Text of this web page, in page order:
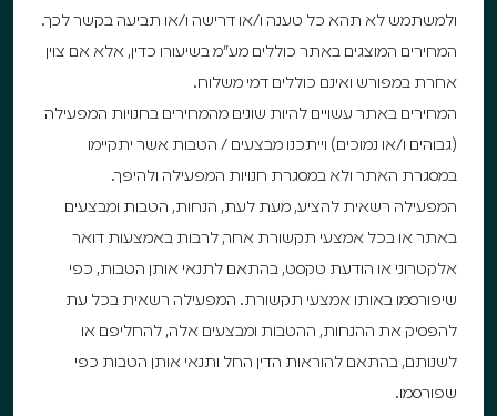
ולמשתמש לא תהא כל טענה ו/או דרישה ו/או תביעה בקשר לכך.
המחירים המוצגים באתר כוללים מע”מ בשיעורו כדין, אלא אם צוין
אחרת במפורש ואינם כוללים דמי משלוח.
המחירים באתר עשויים להיות שונים מהמחירים בחנויות המפעילה
(גבוהים ו/או נמוכים) וייתכנו מבצעים / הטבות אשר יתקיימו
במסגרת האתר ולא במסגרת חנויות המפעילה ולהיפך.
המפעילה רשאית להציע, מעת לעת, הנחות, הטבות ומבצעים
באתר או בכל אמצעי תקשורת אחר, לרבות באמצעות דואר
אלקטרוני או הודעת טקסט, בהתאם לתנאי אותן הטבות, כפי
שיפורסמו באותו אמצעי תקשורת. המפעילה רשאית בכל עת
להפסיק את ההנחות, ההטבות ומבצעים אלה, להחליפם או
לשנותם, בהתאם להוראות הדין החל ותנאי אותן הטבות כפי
שפורסמו.